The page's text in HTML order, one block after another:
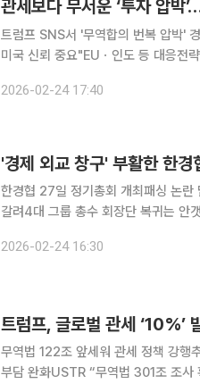
트럼프 SNS서 '무역합의 번복 압박'
미국 신뢰 중요"EUㆍ인도 등 대응전략 재정비 미 연방대법원의 상호관세 위법 결정에도 트럼프발
부과’라는 더 강력한 칼날을 빼 들었
2026-02-24 17:40
'경제 외교 창구' 부활한 한
한경협 27일 정기총회 개최패싱 논란
갈려4대 그룹 총수 회장단 복귀는 안갯속 국정농단 사태 이후 위상 추락과 ‘패싱’ 논란을
주도하며 사실상 경제외교의 주도권
2026-02-24 16:30
트럼프, 글로벌 관세
무역법 122조 앞세워 관세 정책 강행
부담 완화USTR “무역법 301조 조사 확대”